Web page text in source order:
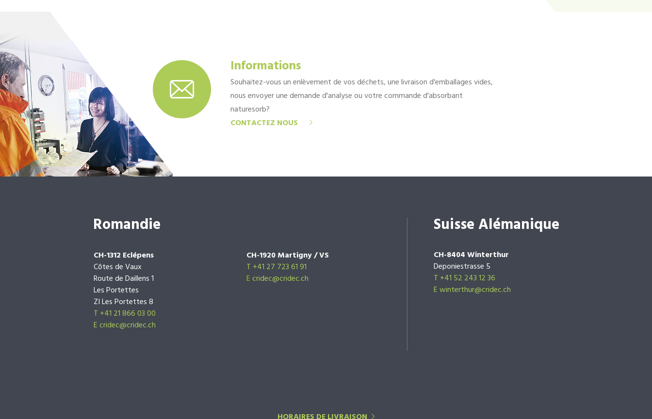
Informations
Souhaitez-vous un enlèvement de vos déchets, une livraison d'emballages vides,
nous envoyer une demande d'analyse ou votre commande d'absorbant
naturesorb?
CONTACTEZ NOUS
Romandie
CH-1312 Eclépens
Côtes de Vaux
Route de Daillens 1
Les Portettes
ZI Les Portettes 8
T +41 21 866 03 00
Ecridec@cridec.ch
CH-1920 Martigny / VS
T +41 27 723 61 91
Ecridec@cridec.ch
Suisse Alémanique
CH-8404 Winterthur
Deponiestrasse 5
T +41 52 243 12 36
E winterthur@cridec.ch